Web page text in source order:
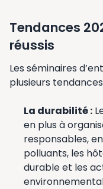
Tendances
réussis
Les séminaires
plusieurs
La durabilité :
en plus à
responsables,
polluants, les
durable et les